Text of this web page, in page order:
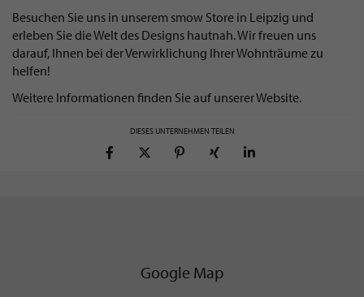
Besuchen Sie uns in unserem smow Store in Leipzig und
erleben Sie die Welt des Designs hautnah. Wir freuen uns
darauf, Ihnen bei der Verwirklichung Ihrer Wohnträume zu
helfen!
Weitere Informationen finden Sie auf unserer Website.
DIESES UNTERNEHMEN TEILEN
Google Map